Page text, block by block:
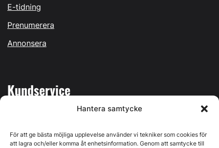
Hantera samtycke
För att ge bästa möjliga upplevelse använder vi tekniker som cookies för
att lagra och/eller komma åt enhetsinformation. Genom att samtycke till
E-tidning
Prenumerera
Annonsera
Kundservice
Kontakta oss